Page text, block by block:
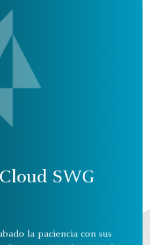
SWG
la paciencia con sus